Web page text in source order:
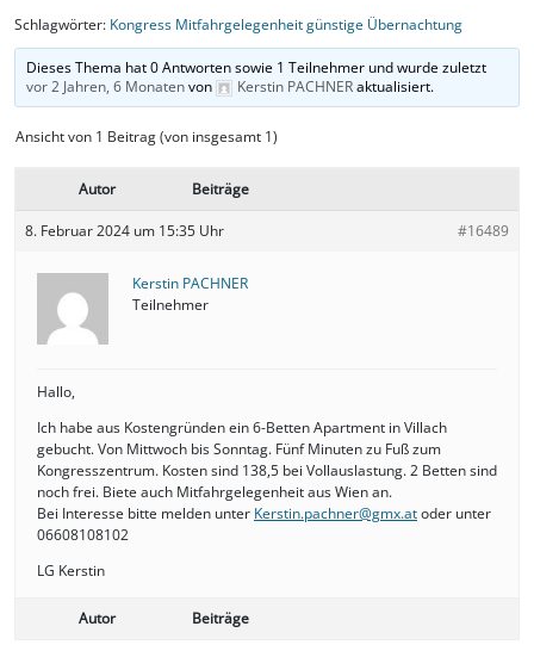
Schlagwörter: Kongress Mitfahrgelegenheit günstige Übernachtung
Dieses Thema hat 0 Antworten sowie 1 Teilnehmer und wurde zuletzt
vor 2 Jahren, 6 Monatenvon Kerstin PACHNERaktualisiert.
Ansicht von 1 Beitrag (von insgesamt 1)
Autor Beiträge
8. Februar 2024 um 15:35 Uhr #16489
Kerstin PACHNER
Teilnehmer
Hallo,
Ich habe aus Kostengründen ein 6-Betten Apartment in Villach
gebucht. Von Mittwoch bis Sonntag. Fünf Minuten zu Fuß zum
Kongresszentrum. Kosten sind 138,5 bei Vollauslastung. 2 Betten sind
noch frei. Biete auch Mitfahrgelegenheit aus Wien an.
Bei Interesse bitte melden unter Kerstin.pachner@gmx.atoder unter
06608108102
LG Kerstin
Autor Beiträge